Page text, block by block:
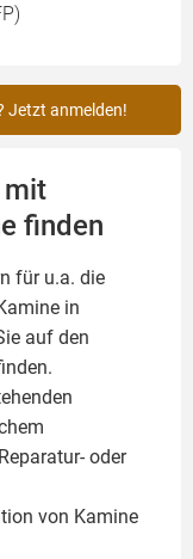
Jetzt anmelden!
mit
finden
für u.a. die
in
auf den
oder
von Kamine